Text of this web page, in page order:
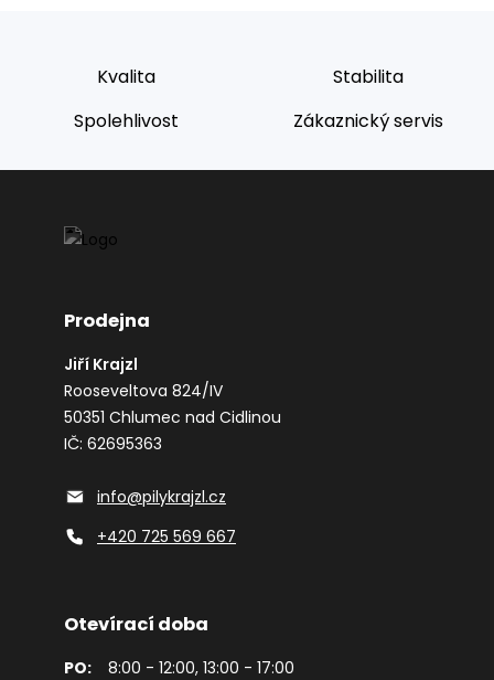
Kvalita
Stabilita
Spolehlivost
Zákaznický servis
Prodejna
Jiří Krajzl
Rooseveltova 824/IV
50351 Chlumec nad Cidlinou
IČ: 62695363
info@pilykrajzl.cz
+420 725 569 667
Otevírací doba
PO:
8:00 - 12:00, 13:00 - 17:00